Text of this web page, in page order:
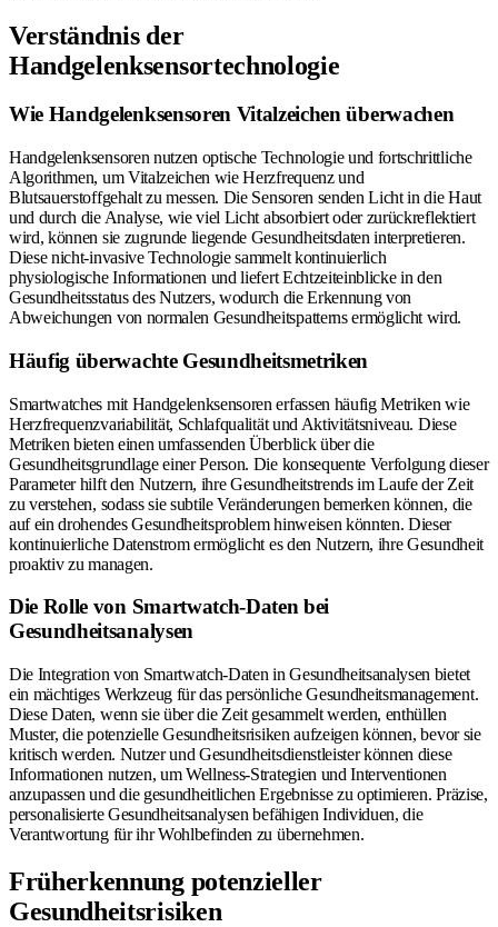
Verständnis der
Handgelenksensortechnologie
Wie Handgelenksensoren Vitalzeichen überwachen
Handgelenksensoren nutzen optische Technologie und fortschrittliche
Algorithmen, um Vitalzeichen wie Herzfrequenz und
Blutsauerstoffgehalt zu messen. Die Sensoren senden Licht in die Haut
und durch die Analyse, wie viel Licht absorbiert oder zurückreflektiert
wird, können sie zugrunde liegende Gesundheitsdaten interpretieren.
Diese nicht-invasive Technologie sammelt kontinuierlich
physiologische Informationen und liefert Echtzeiteinblicke in den
Gesundheitsstatus des Nutzers, wodurch die Erkennung von
Abweichungen von normalen Gesundheitspatterns ermöglicht wird.
Häufig überwachte Gesundheitsmetriken
Smartwatches mit Handgelenksensoren erfassen häufig Metriken wie
Herzfrequenzvariabilität, Schlafqualität und Aktivitätsniveau. Diese
Metriken bieten einen umfassenden Überblick über die
Gesundheitsgrundlage einer Person. Die konsequente Verfolgung dieser
Parameter hilft den Nutzern, ihre Gesundheitstrends im Laufe der Zeit
zu verstehen, sodass sie subtile Veränderungen bemerken können, die
auf ein drohendes Gesundheitsproblem hinweisen könnten. Dieser
kontinuierliche Datenstrom ermöglicht es den Nutzern, ihre Gesundheit
proaktiv zu managen.
Die Rolle von Smartwatch-Daten bei
Gesundheitsanalysen
Die Integration von Smartwatch-Daten in Gesundheitsanalysen bietet
ein mächtiges Werkzeug für das persönliche Gesundheitsmanagement.
Diese Daten, wenn sie über die Zeit gesammelt werden, enthüllen
Muster, die potenzielle Gesundheitsrisiken aufzeigen können, bevor sie
kritisch werden. Nutzer und Gesundheitsdienstleister können diese
Informationen nutzen, um Wellness-Strategien und Interventionen
anzupassen und die gesundheitlichen Ergebnisse zu optimieren. Präzise,
personalisierte Gesundheitsanalysen befähigen Individuen, die
Verantwortung für ihr Wohlbefinden zu übernehmen.
Früherkennung potenzieller
Gesundheitsrisiken